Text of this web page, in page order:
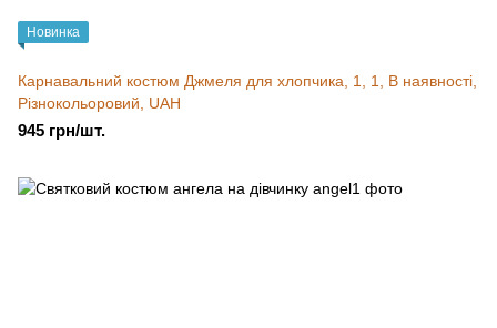
Новинка
Карнавальний костюм Джмеля для хлопчика, 1, 1, В наявності,
Різнокольоровий, UAH
945 грн/шт.